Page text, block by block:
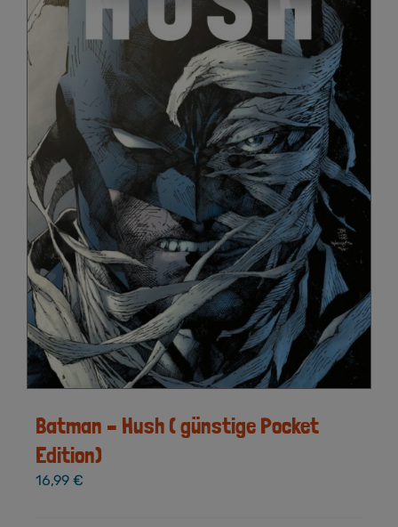
Batman – Hush ( günstige Pocket
Edition)
16,99 €